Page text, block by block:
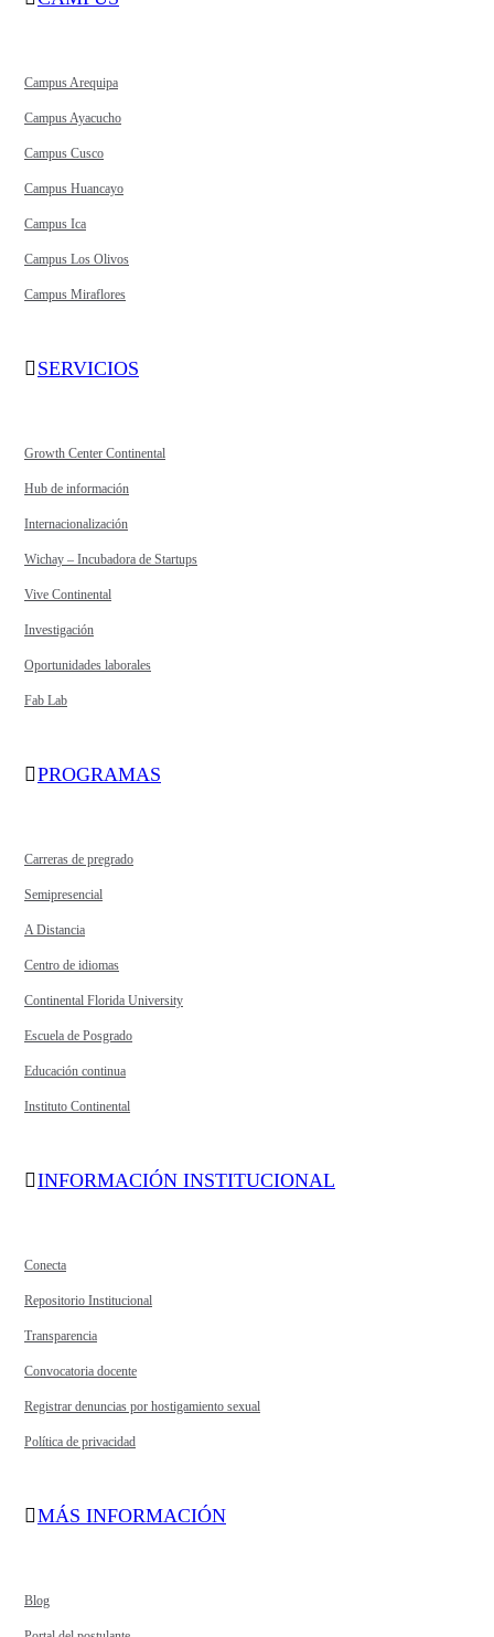
Campus Arequipa
Campus Ayacucho
Campus Cusco
Campus Huancayo
Campus Ica
Campus Los Olivos
Campus Miraflores
SERVICIOS
Growth Center Continental
Hub de información
Internacionalización
Wichay – Incubadora de Startups
Vive Continental
Investigación
Oportunidades laborales
Fab Lab
PROGRAMAS
Carreras de pregrado
Semipresencial
A Distancia
Centro de idiomas
Continental Florida University
Escuela de Posgrado
Educación continua
Instituto Continental
INFORMACIÓN INSTITUCIONAL
Conecta
Repositorio Institucional
Transparencia
Convocatoria docente
Registrar denuncias por hostigamiento sexual
Política de privacidad
MÁS INFORMACIÓN
Blog